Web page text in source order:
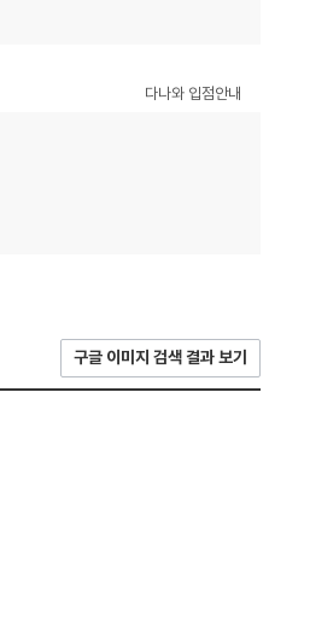
다나와 입점안내
구글 이미지 검색 결과 보기